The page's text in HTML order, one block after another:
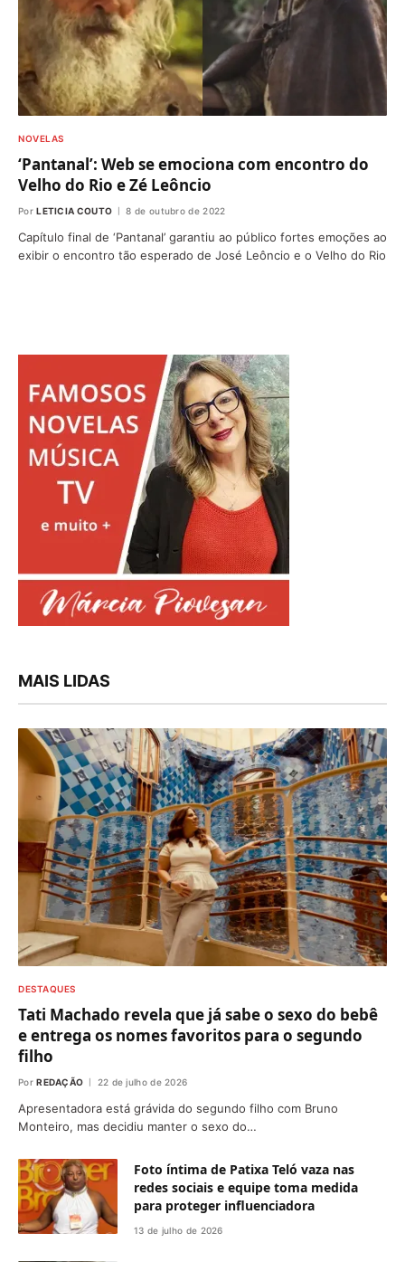
NOVELAS
‘Pantanal’: Web se emociona com encontro do
Velho do Rio e Zé Leôncio
Por LETICIA COUTO 8 de outubro de 2022
Capítulo final de ‘Pantanal’ garantiu ao público fortes emoções ao
exibir o encontro tão esperado de José Leôncio e o Velho do Rio
MAIS LIDAS
DESTAQUES
Tati Machado revela que já sabe o sexo do bebê
e entrega os nomes favoritos para o segundo
filho
Por REDAÇÃO 22 de julho de 2026
Apresentadora está grávida do segundo filho com Bruno
Monteiro, mas decidiu manter o sexo do…
Foto íntima de Patixa Teló vaza nas
redes sociais e equipe toma medida
para proteger influenciadora
13 de julho de 2026